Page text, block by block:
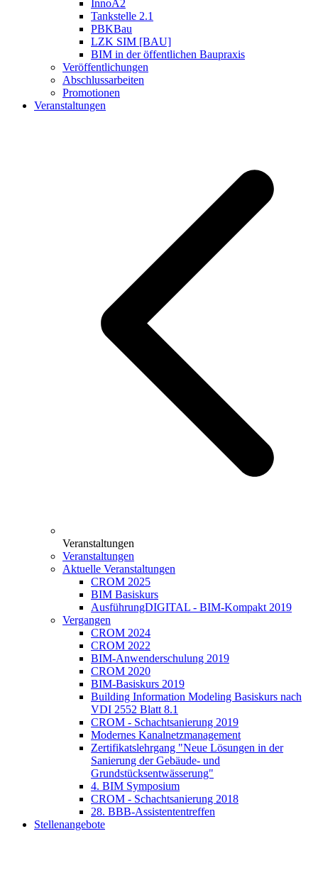
InnoA2
Tankstelle 2.1
PBKBau
LZK SIM [BAU]
BIM in der öffentlichen Baupraxis
Veröffentlichungen
Abschlussarbeiten
Promotionen
Veranstaltungen
Veranstaltungen
Veranstaltungen
Aktuelle Veranstaltungen
CROM 2025
BIM Basiskurs
AusführungDIGITAL - BIM-Kompakt 2019
Vergangen
CROM 2024
CROM 2022
BIM-Anwenderschulung 2019
CROM 2020
BIM-Basiskurs 2019
Building Information Modeling Basiskurs nach
VDI 2552 Blatt 8.1
CROM - Schachtsanierung 2019
Modernes Kanalnetzmanagement
Zertifikatslehrgang "Neue Lösungen in der
Sanierung der Gebäude- und
Grundstücksentwässerung"
4. BIM Symposium
CROM - Schachtsanierung 2018
28. BBB-Assistententreffen
Stellenangebote